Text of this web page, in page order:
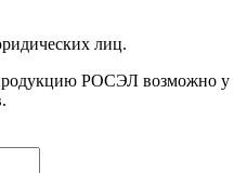
=> 116 [NAME] => Файлы
=> FILES
=> F
=> 30 [LIST_TYPE] =>
CML2_FILES [FILE_TYPE]
=> 0
=> N
лиц.
РОСЭЛ возможно у